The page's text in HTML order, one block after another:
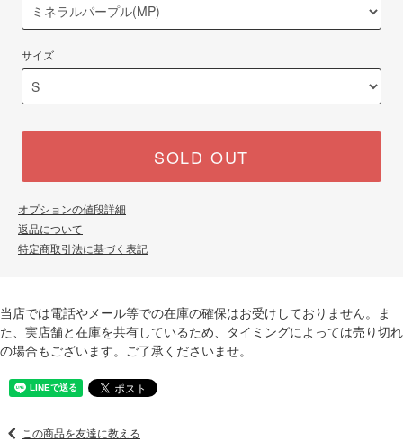
サイズ
SOLD OUT
オプションの値段詳細
返品について
特定商取引法に基づく表記
当店では電話やメール等での在庫の確保はお受けしておりません。ま
た、実店舗と在庫を共有しているため、タイミングによっては売り切れ
の場合もございます。ご了承くださいませ。
この商品を友達に教える